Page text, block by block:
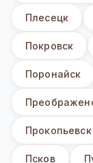
Плесецк
Покровск
Поронайск
Прокопьевск
Псков